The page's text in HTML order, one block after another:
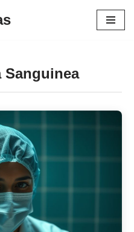
Sanguinea